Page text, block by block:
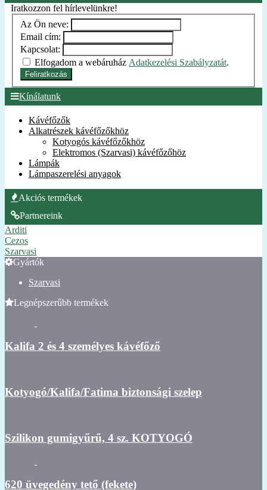
Iratkozzon fel hírlevelünkre!
Az Ön neve:
Email cím:
Kapcsolat:
Elfogadom a webáruház Adatkezelési Szabályzatát.
Feliratkozás
Kínálatunk
Kávéfőzők
Alkatrészek kávéfőzőkhöz
Kotyogós kávéfőzőkhöz
Elektromos (Szarvasi) kávéfőzőhöz
Lámpák
Lámpaszerelési anyagok
Akciós termékek
Partnereink
Arditi
Cezos
Szarvasi
Gyártók
Szarvasi
Legnépszerűbb termékek
Kalifa 2 és 4 személyes kávéfőző
Kotyogó/Kalifa/Fatima biztonsági szelep
Szilikon gumigyűrű, 4 sz. KOTYOGÓ
620 üvegedény tető (fekete)